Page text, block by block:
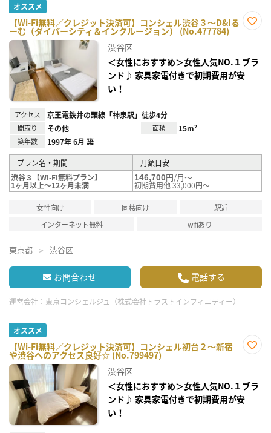
オススメ
【Wi-Fi無料／クレジット決済可】コンシェル渋谷３～D&Iる
ーむ（ダイバーシティ＆インクルージョン） (No.477784)
録
渋谷区
＜女性におすすめ＞女性人気NO.１ブラ
ンド♪ 家具家電付きで初期費用が安
い！
アクセス 京王電鉄井の頭線「神泉駅」徒歩4分
間取り その他 面積 15m²
築年数 1997年 6月 築
プラン名・期間
月額目安
渋谷３【WI-FI無料プラン】
1ヶ月以上～12ヶ月未満
146,700円/月～
初期費用他 33,000円～
女性向け 同棲向け
駅近
インターネット無料
wifiあり
東京都 渋谷区
お問合わせ 電話する
運営会社： 東京コンシェルジュ（株式会社トラストインフィニティー）
オススメ
【Wi-Fi無料／クレジット決済可】コンシェル初台２～新宿
や渋谷へのアクセス良好☆ (No.799497)
録
渋谷区
＜女性におすすめ＞女性人気NO.１ブラ
ンド♪ 家具家電付きで初期費用が安
い！